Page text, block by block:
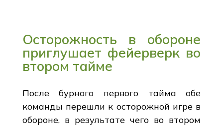
Осторожность в обороне
приглушает фейерверк во
втором тайме
После бурного первого тайма обе
команды перешли к осторожной игре в
обороне, в результате чего во втором